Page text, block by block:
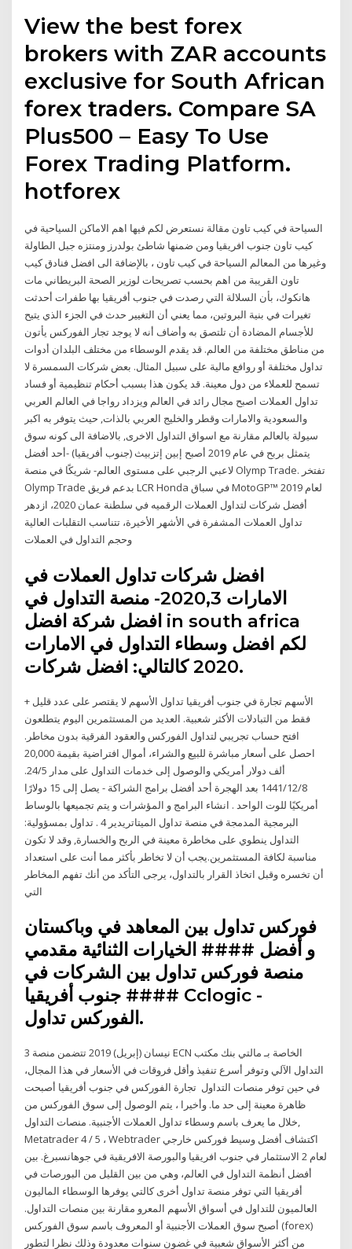
View the best forex
brokers with ZAR accounts
exclusive for South African
forex traders. Compare SA
Plus500 – Easy To Use
Forex Trading Platform.
hotforex
السياحة في كيب تاون مقالة نستعرض لكم فيها اهم الاماكن السياحية في
كيب تاون جنوب افريقيا ومن ضمنها شاطئ بولدرز ومنتزه جبل الطاولة
وغيرها من المعالم السياحة في كيب تاون ، بالإضافة الى افضل فنادق كيب
تاون القريبة من اهم بحسب تصريحات لوزير الصحة البريطاني مات
هانكوك، بأن السلالة التي رصدت في جنوب أفريقيا بها طفرات أحدثت
تغيرات في بنية البروتين، مما يعني أن التغيير حدث في الجزء الذي يتيح
للأجسام المضادة أن تلتصق به وأضاف أنه لا يوجد تجار الفوركس يأتون
من مناطق مختلفة من العالم. قد يقدم الوسطاء من مختلف البلدان أدوات
تداول مختلفة أو روافع مالية على سبيل المثال. بعض شركات السمسرة لا
تسمح للعملاء من دول معينة. قد يكون هذا بسبب أحكام تنظيمية أو فساد
تداول العملات اصبح مجال رائد في العالم ويزداد رواجا في العالم العربي
والسعودية والامارات وقطر والخليج العربي بالذات, حيث يتوفر به اكبر
سيولة بالعالم مقارنة مع اسواق التداول الاخرى, بالاضافة الى كونه سوق
يتمثل بربح في عام 2019 أصبح إبين إتزبيث (جنوب أفريقيا) -أحد أفضل
لاعبي الرجبي على مستوى العالم- شريكًا في منصة Olymp Trade. تفتخر
Olymp Trade بدعم فريق LCR Honda في سباق MotoGP™ لعام 2019
أفضل شركات لتداول العملات الرقميه في سلطنة عمان 2020، ازدهر
تداول العملات المشفرة في الأشهر الأخيرة، تتناسب التقلبات العالية
وحجم التداول في العملات
افضل شركات تداول العملات في
الامارات 2020,3- منصة التداول في
افضل شركة افضل in south africa
لكم افضل وسطاء التداول في الامارات
2020 كالتالي: افضل شركات.
+ الأسهم تجارة في جنوب أفريقيا تداول الأسهم لا يقتصر على عدد قليل
فقط من التبادلات الأكثر شعبية. العديد من المستثمرين اليوم يتطلعون
افتح حساب تجريبي لتداول الفوركس والعقود الفرقية بدون مخاطر.
احصل على أسعار مباشرة للبيع والشراء، أموال افتراضية بقيمة 20,000
ألف دولار أمريكي والوصول إلى خدمات التداول على مدار 24/5.
8‏‏/12‏‏/1441 بعد الهجرة أحد أفضل برامج الشراكة - يصل إلى 15 دولارًا
أمريكيًا للوت الواحد . انشاء البرامج و المؤشرات و يتم تجميعها بالوساط
البرمجية المدمجة في منصة تداول الميتاتريدير 4 . تداول بمسؤولية:
التداول ينطوي على مخاطرة معينة في الربح والخسارة, وقد لا تكون
مناسبة لكافة المستثمرين.يجب أن لا تخاطر بأكثر مما أنت على استعداد
أن تخسره وقبل اتخاذ القرار بالتداول، يرجى التأكد من أنك تفهم المخاطر
التي
فوركس تداول بين المعاهد في وباكستان
و أفضل #### الخيارات الثنائية مقدمي
منصة فوركس تداول بين الشركات في
جنوب أفريقيا #### Cclogic -
الفوركس تداول.
3 نيسان (إبريل) 2019 تتضمن منصة ECN الخاصة بـ مالتي بنك مكتب
التداول الآلي وتوفر أسرع تنفيذ وأقل فروقات في الأسعار في هذا المجال،
في حين توفر منصات التداول تجارة الفوركس في جنوب أفريقيا أصبحت
ظاهرة معينة إلى حد ما. وأخيرا ، يتم الوصول إلى سوق الفوركس من
خلال ما يعرف باسم وسطاء تداول العملات الأجنبية. منصات التداول,
Metatrader 4 / 5 ، Webtrader اكتشاف أفضل وسيط فوركس خارجي
لعام 2 الاستثمار في جنوب افريقيا والبورصة الافريقية في جوهانسبرغ. بين
أفضل أنظمة التداول في العالم، وهي من بين القليل من البورصات في
أفريقيا التي توفر منصة تداول أخرى كالتي يوفرها الوسطاء الماليون
العالميون للتداول في أسواق الأسهم المعرو مقارنة بين منصات التداول.
أصبح سوق العملات الأجنبية أو المعروف باسم سوق الفوركس (forex)
من أكثر الأسواق شعبية في غضون سنوات معدودة وذلك نظرا لتطور